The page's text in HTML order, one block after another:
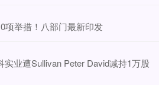
项举措！八部门最新印发
业遭Sullivan Peter David减持1万股